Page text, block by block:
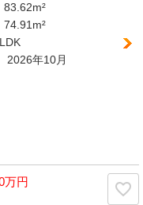
83.62m²
74.91m²
2026年10月
万円